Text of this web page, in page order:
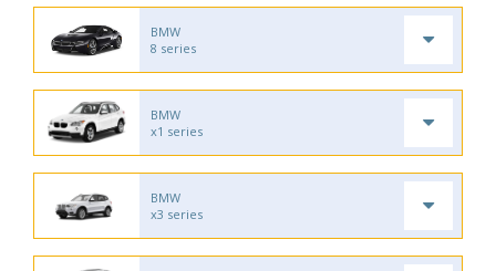
BMW
8 series
BMW
x1 series
BMW
x3 series